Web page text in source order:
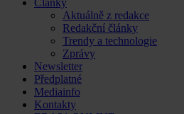
Články
Aktuálně z redakce
Redakční články
Trendy a technologie
Zprávy
Newsletter
Předplatné
Mediainfo
Kontakty